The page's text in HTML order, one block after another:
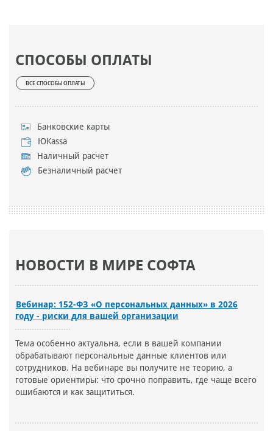
СПОСОБЫ ОПЛАТЫ
ВСЕ СПОСОБЫ ОПЛАТЫ
Банковские карты
ЮKassa
Наличный расчет
Безналичный расчет
НОВОСТИ В МИРЕ СОФТА
Вебинар: 152-ФЗ «О персональных данных» в 2026
году - риски для вашей организации
Тема особенно актуальна, если в вашей компании
обрабатывают персональные данные клиентов или
сотрудников. На вебинаре вы получите не теорию, а
готовые ориентиры: что срочно поправить, где чаще всего
ошибаются и как защититься.